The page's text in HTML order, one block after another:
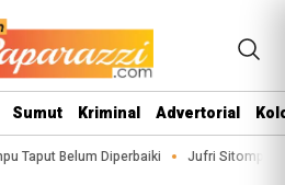
Sumut Kriminal Advertorial
Diperbaiki Jufri Sitompul Terpilih Jadi